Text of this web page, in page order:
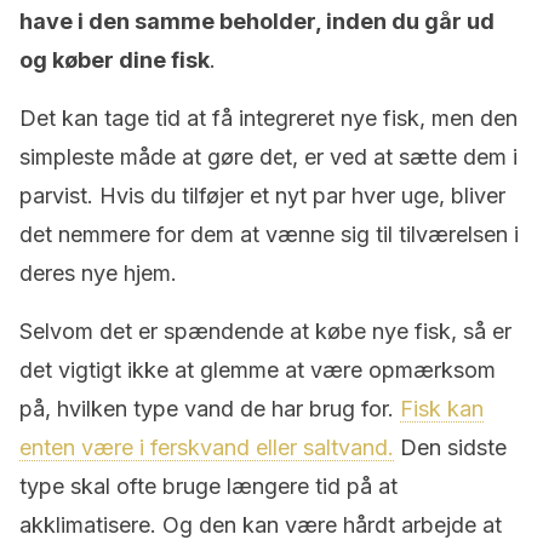
have i den samme beholder, inden du går ud
og køber dine fisk.
Det kan tage tid at få integreret nye fisk, men den
simpleste måde at gøre det, er ved at sætte dem i
parvist. Hvis du tilføjer et nyt par hver uge, bliver
det nemmere for dem at vænne sig til tilværelsen i
deres nye hjem.
Selvom det er spændende at købe nye fisk, så er
det vigtigt ikke at glemme at være opmærksom
på, hvilken type vand de har brug for. Fisk kan
enten være i ferskvand eller saltvand. Den sidste
type skal ofte bruge længere tid på at
akklimatisere. Og den kan være hårdt arbejde at